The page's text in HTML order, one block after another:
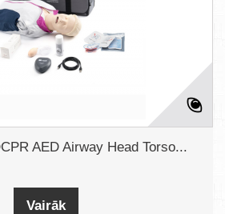
AED Airway Head Torso...
Vairāk